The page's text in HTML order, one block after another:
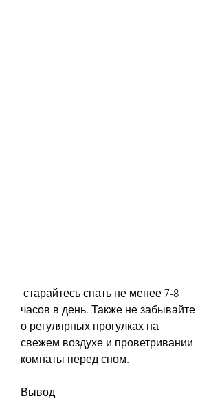
часов в день. Также не забывайте
о регулярных прогулках на
свежем воздухе и проветривании
комнаты перед сном.
Вывод